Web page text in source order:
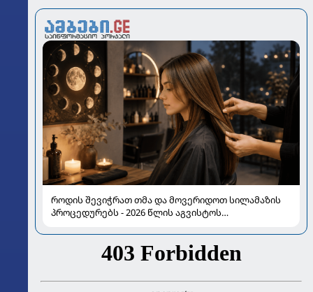
როდის შევიჭრათ თმა და მოვერიდოთ სილამაზის
პროცედურებს - 2026 წლის აგვისტოს